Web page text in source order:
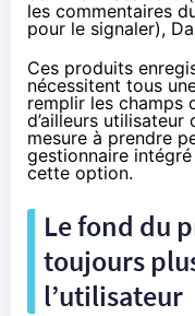
les commentaires
pour le signaler),
Ces produits
nécessitent tous
remplir les champs
d’ailleurs utilisateur
mesure à prendre
gestionnaire
cette option.
Le fond du
toujours
l’utilisateur